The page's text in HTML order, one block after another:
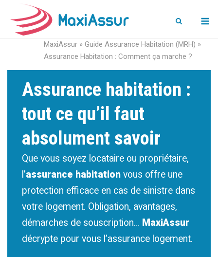
MaxiAssur » Guide Assurance Habitation (MRH) »
Assurance Habitation : Comment ça marche ?
Assurance habitation :
tout ce qu’il faut
absolument savoir
Que vous soyez locataire ou propriétaire,
l’assurance habitation vous offre une
protection efficace en cas de sinistre dans
votre logement. Obligation, avantages,
démarches de souscription… MaxiAssur
décrypte pour vous l’assurance logement.